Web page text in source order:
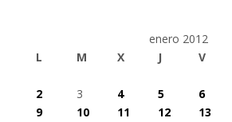
enero 2012
L
M X J V
2
3 4 5 6
9
10 11 12 13